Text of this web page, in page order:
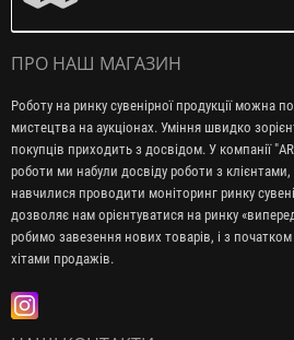
ПРО НАШ МАГАЗИН
Роботу на ринку сувенірної продукції можна
мистецтва на аукціонах. Уміння швидко
покупців приходить з досвідом. У компанії
роботи ми набули досвіду роботи з
навчилися проводити моніторинг ринку
дозволяє нам орієнтуватися на ринку
робимо завезення нових товарів, і з початком
хітами продажів.